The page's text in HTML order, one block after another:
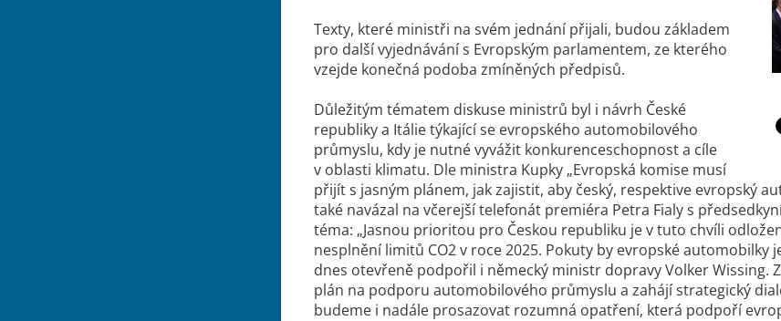
Texty, které ministři na svém jednání přijali, budou základem
pro další vyjednávání s Evropským parlamentem, ze kterého
vzejde konečná podoba zmíněných předpisů.
Důležitým tématem diskuse ministrů byl i návrh České
republiky a Itálie týkající se evropského automobilového
průmyslu, kdy je nutné vyvážit konkurenceschopnost a cíle
v oblasti klimatu. Dle ministra Kupky „Evropská komise musí
přijít s jasným plánem, jak zajistit, aby český, respektive evropský
také navázal na včerejší telefonát premiéra Petra Fialy s
téma: „Jasnou prioritou pro Českou republiku je v tuto chvíli
nesplnění limitů CO2 v roce 2025. Pokuty by evropské
dnes otevřeně podpořil i německý ministr dopravy Volker Wissing.
plán na podporu automobilového průmyslu a zahájí strategický
budeme i nadále prosazovat rozumná opatření, která podpoří